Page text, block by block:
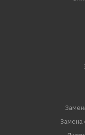
Замена